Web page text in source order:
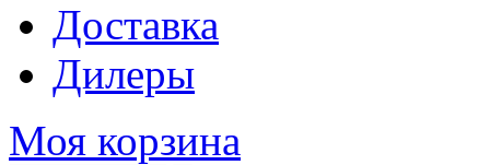
Доставка
Дилеры
Моя корзина